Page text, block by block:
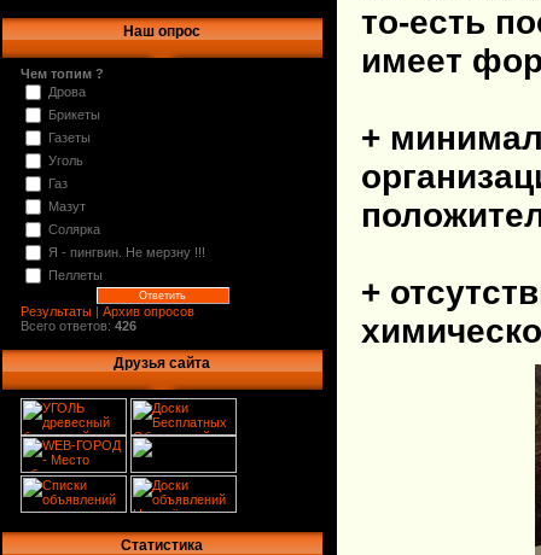
Наш опрос
Чем топим ?
Дрова
Брикеты
Газеты
Уголь
Газ
Мазут
Солярка
Я - пингвин. Не мерзну !!!
Пеллеты
Результаты | Архив опросов
Всего ответов: 426
Друзья сайта
Статистика
то-есть
имеет
+
+